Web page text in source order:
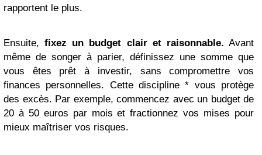
rapportent le plus.
Ensuite,fixez un budget clair et raisonnable. Avant
même de songer à parier, définissez une somme que
vous êtes prêt à investir, sans compromettre vos
finances personnelles. Cette discipline * vous protège
des excès. Par exemple, commencez avec un budget de
20 à 50 euros par mois et fractionnez vos mises pour
mieux maîtriser vos risques.